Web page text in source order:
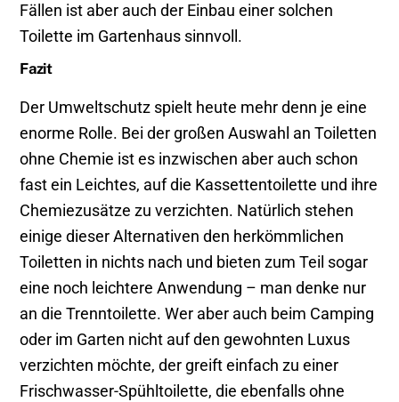
Fällen ist aber auch der Einbau einer solchen
Toilette im Gartenhaus sinnvoll.
Fazit
Der Umweltschutz spielt heute mehr denn je eine
enorme Rolle. Bei der großen Auswahl an Toiletten
ohne Chemie ist es inzwischen aber auch schon
fast ein Leichtes, auf die Kassettentoilette und ihre
Chemiezusätze zu verzichten. Natürlich stehen
einige dieser Alternativen den herkömmlichen
Toiletten in nichts nach und bieten zum Teil sogar
eine noch leichtere Anwendung – man denke nur
an die Trenntoilette. Wer aber auch beim Camping
oder im Garten nicht auf den gewohnten Luxus
verzichten möchte, der greift einfach zu einer
Frischwasser-Spühltoilette, die ebenfalls ohne